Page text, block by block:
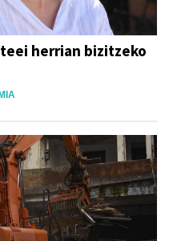
herrian bizitzeko